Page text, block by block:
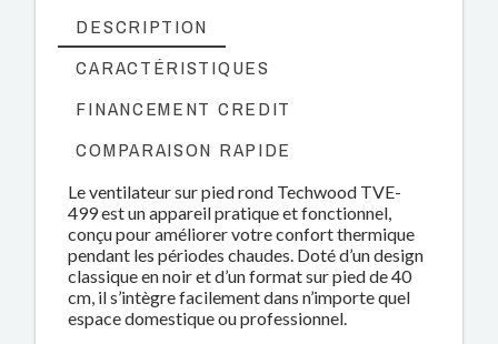
DESCRIPTION
CARACTÉRISTIQUES
FINANCEMENT CREDIT
COMPARAISON RAPIDE
Le ventilateur sur pied rond Techwood TVE-
499 est un appareil pratique et fonctionnel,
conçu pour améliorer votre confort thermique
pendant les périodes chaudes. Doté d’un design
classique en noir et d’un format sur pied de 40
cm, il s’intègre facilement dans n’importe quel
espace domestique ou professionnel.